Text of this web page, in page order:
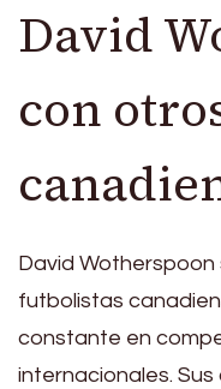
David
con
David
futbolistas
constante en
internacionales.